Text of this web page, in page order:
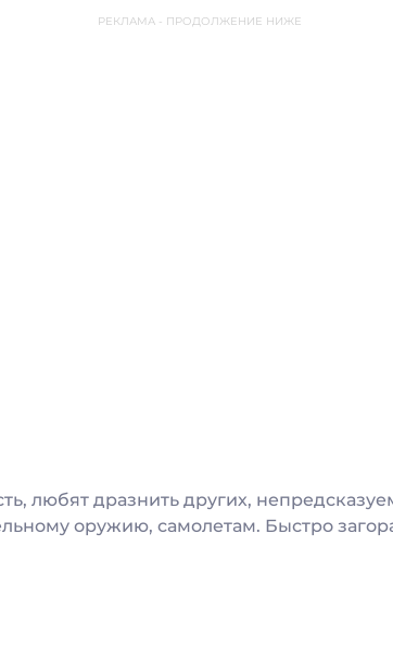
РЕКЛАМА - ПРОДОЛЖЕНИЕ НИЖЕ
любят дразнить других,
оружию, самолетам. Быстро